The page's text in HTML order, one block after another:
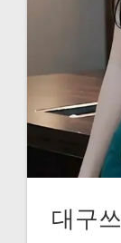
대구